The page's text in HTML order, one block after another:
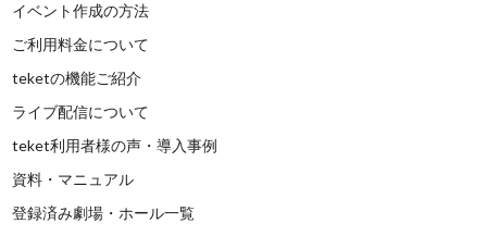
イベント作成の方法
ご利用料金について
teketの機能ご紹介
ライブ配信について
teket利用者様の声・導入事例
資料・マニュアル
登録済み劇場・ホール一覧